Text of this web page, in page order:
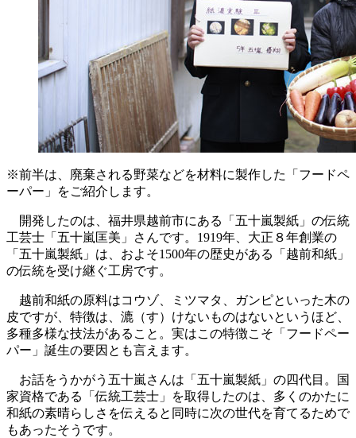
※前半は、廃棄される野菜などを材料に製作した「フードペ
ーパー」をご紹介します。
開発したのは、福井県越前市にある「五十嵐製紙」の伝統
工芸士「五十嵐匡美」さんです。1919年、大正８年創業の
「五十嵐製紙」は、およそ1500年の歴史がある「越前和紙」
の伝統を受け継ぐ工房です。
越前和紙の原料はコウゾ、ミツマタ、ガンピといった木の
皮ですが、特徴は、漉（す）けないものはないというほど、
多種多様な技法があること。実はこの特徴こそ「フードペー
パー」誕生の要因とも言えます。
お話をうかがう五十嵐さんは「五十嵐製紙」の四代目。国
家資格である「伝統工芸士」を取得したのは、多くのかたに
和紙の素晴らしさを伝えると同時に次の世代を育てるためで
もあったそうです。